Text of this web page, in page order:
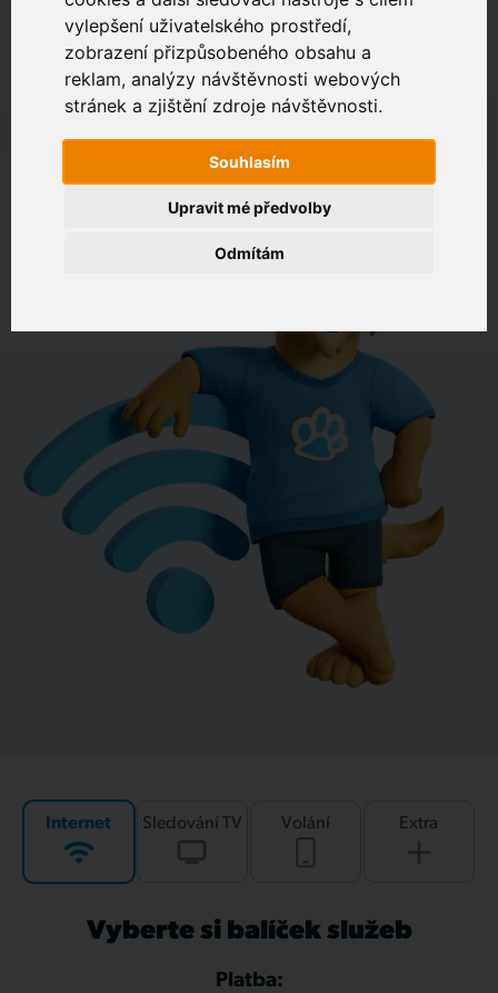
vylepšení uživatelského prostředí,
zobrazení přizpůsobeného obsahu a
reklam, analýzy návštěvnosti webových
stránek a zjištění zdroje návštěvnosti.
Souhlasím
Odmítám
Upravit mé předvolby
Zákaznický portál
Jak rychlé je připojení na vaší adrese?
Internet Sledování TV Volání Extra
Vyberte si balíček služeb
Platba: